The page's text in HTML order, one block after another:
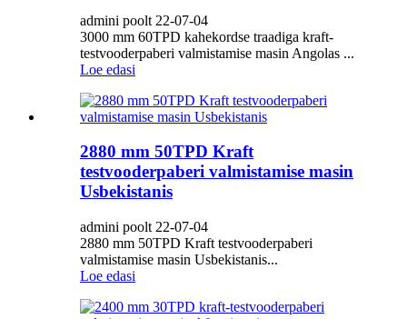
admini poolt 22-07-04
3000 mm 60TPD kahekordse traadiga kraft-
testvooderpaberi valmistamise masin Angolas ...
Loe edasi
2880 mm 50TPD Kraft
testvooderpaberi valmistamise masin
Usbekistanis
admini poolt 22-07-04
2880 mm 50TPD Kraft testvooderpaberi
valmistamise masin Usbekistanis...
Loe edasi